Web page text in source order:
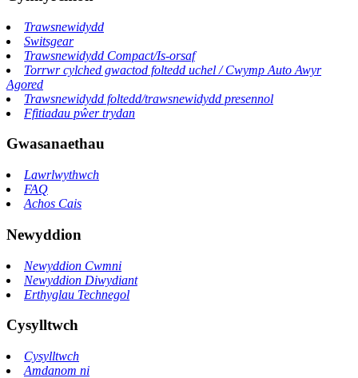
Trawsnewidydd
Switsgear
Trawsnewidydd Compact/Is-orsaf
Torrwr cylched gwactod foltedd uchel / Cwymp Auto Awyr
Agored
Trawsnewidydd foltedd/trawsnewidydd presennol
Ffitiadau pŵer trydan
Gwasanaethau
Lawrlwythwch
FAQ
Achos Cais
Newyddion
Newyddion Cwmni
Newyddion Diwydiant
Erthyglau Technegol
Cysylltwch
Cysylltwch
Amdanom ni